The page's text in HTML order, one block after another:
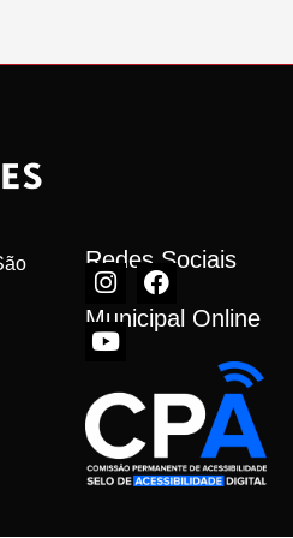
Redes Sociais
Municipal Online